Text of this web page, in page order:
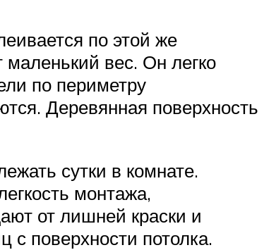
по этой же
вес. Он легко
по периметру
Деревянная поверхность
сутки в комнате.
монтажа,
от лишней краски и
поверхности потолка.